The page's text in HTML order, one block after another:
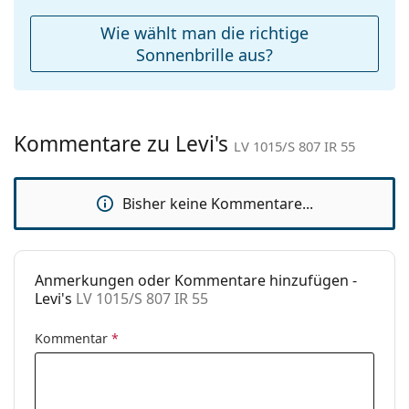
Weiteres
Damen
Verwendung:
Mode
Code:
LV 1015/S 807 IR 55
Wie wählt man die richtige
Sonnenbrille aus?
Kommentare zu Levi's LV 1015/S 807 IR 55
Bisher keine Kommentare...
Anmerkungen oder Kommentare hinzufügen -
Levi's LV 1015/S 807 IR 55
Kommentar *